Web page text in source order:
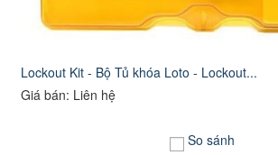
Lockout Kit - Bộ Tủ khóa Loto - Lockout...
Giá bán: Liên hệ
So sánh